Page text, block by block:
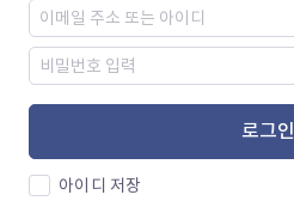
로그인
아이디 저장